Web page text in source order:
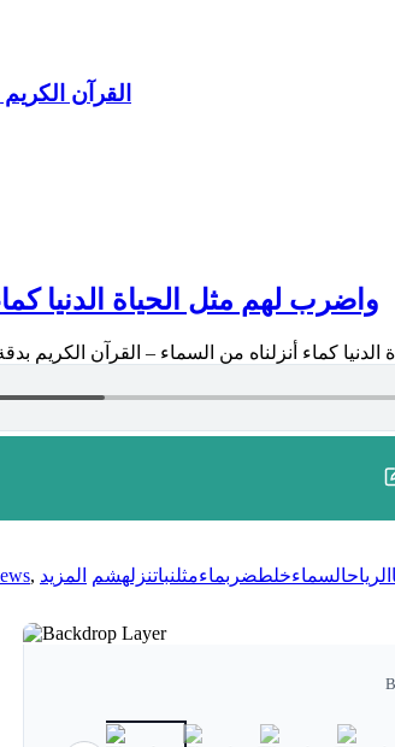
القرآن
018045 واضرب لهم مثل الحياة الدنيا
, الرياحالسماءخلطضربماءمثلنباتنزلهشم